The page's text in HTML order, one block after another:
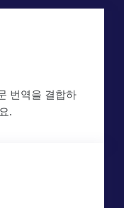
번역을 결합하
.